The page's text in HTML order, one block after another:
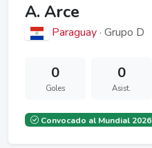
A. Arce
Paraguay · Grupo D
0
Goles
0
Asist.
Convocado al Mundial 2026